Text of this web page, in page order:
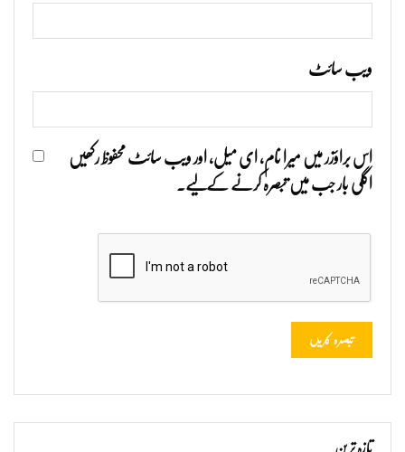
ویب‌ سائٹ
اس براؤزر میں میرا نام، ای میل، اور ویب سائٹ محفوظ رکھیں
اگلی بار جب میں تبصرہ کرنے کےلیے۔
تازہ ترین